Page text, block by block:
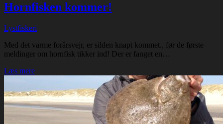
Hornfisken kommer!
Lystfiskeri
Med det varme forårsvejr, er silden knapt kommet., før de første
meldinger om hornfisk tikker ind! Der er fanget en…
Læs mere